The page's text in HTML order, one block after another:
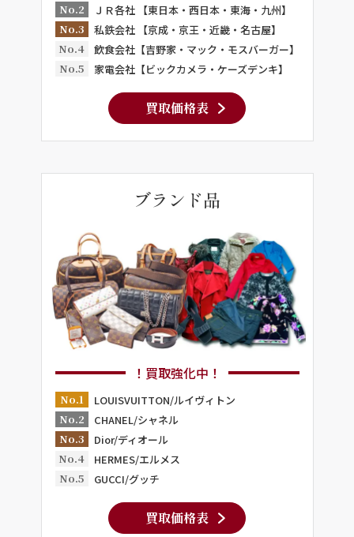
No.2
ＪＲ各社 【東日本・西日本・東海・九州】
No.3
私鉄会社 【京成・京王・近畿・名古屋】
No.4
飲食会社【吉野家・マック・モスバーガー】
No.5
家電会社【ビックカメラ・ケーズデンキ】
買取価格表
ブランド品
！買取強化中！
No.1
LOUISVUITTON/ルイヴィトン
No.2
CHANEL/シャネル
No.3
Dior/ディオール
No.4
HERMES/エルメス
No.5
GUCCI/グッチ
買取価格表